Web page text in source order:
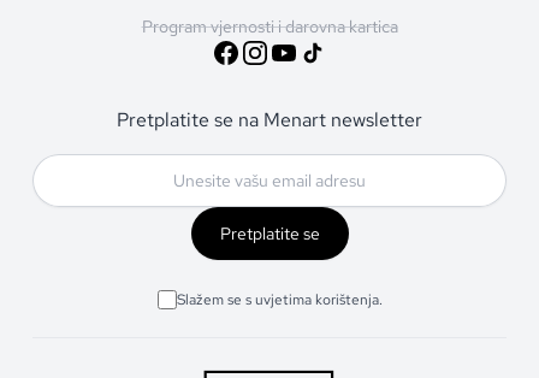
Program vjernosti i darovna kartica
Pretplatite se na Menart newsletter
Pretplatite se
Slažem se s uvjetima korištenja.